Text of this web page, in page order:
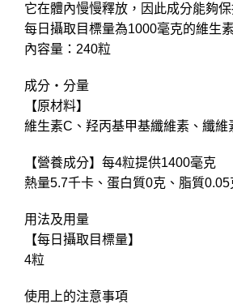
它在體內慢慢釋放，因此成分能夠
每日攝取目標量為1000毫克的維生
內容量：240粒
成分・分量
【原材料】
維生素C、羟丙基甲基纖維素、纖
【營養成分】每4粒提供1400毫克
熱量5.7千卡、蛋白質0克、脂質
用法及用量
【每日攝取目標量】
4粒
使用上的注意事項